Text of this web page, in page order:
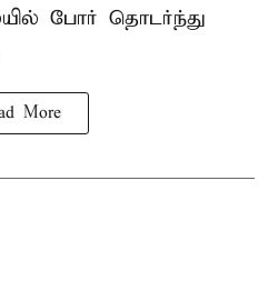
போர் தொடர்ந்து
More